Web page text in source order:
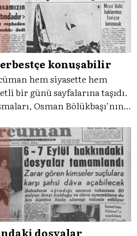
konuşabilir
hem siyasette hem
bir günü sayfalarına taşıdı.
Osman Bölükbaşı’nın
coşkusu… O gün, Türkiye
hem geleceğini
dosyalar